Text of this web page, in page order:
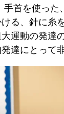
手首を使った
る、針に糸
運動の発達
達にとって